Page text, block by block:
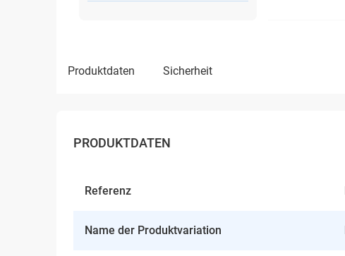
produktdaten sicherheit
PRODUKTDATEN
Referenz
Name der Produktvariation